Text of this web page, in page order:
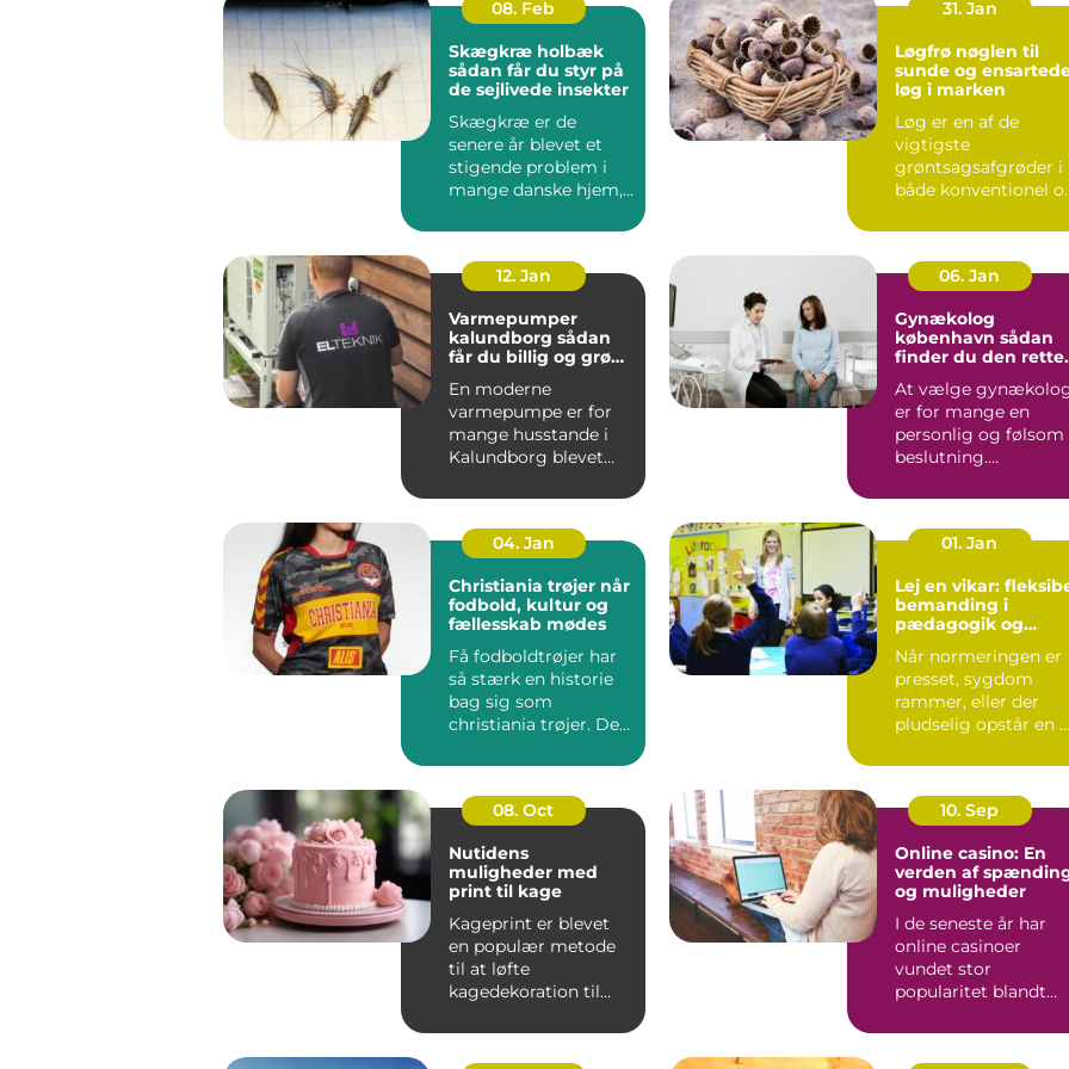
08. Feb
Skægkræ holbæk
sådan får du styr på
de sejlivede insekter
Skægkræ er de
senere år blevet et
stigende problem i
mange danske hjem,
undtagels...
31. Jan
Løgfrø nøglen til
sunde og
løg i marken
Løg er en af de
vigtigste
grøntsagsafgrøder i
både konventionel
Når en avle...
12. Jan
Varmepumper
kalundborg sådan
får du billig og grøn
En moderne
varmepumpe er for
mange husstande i
Kalundborg blevet
varmeregning...
06. Jan
Gynækolog
københavn sådan
finder du den rette
At vælge
er for mange en
personlig og følsom
beslutning.
behandlinger for...
04. Jan
Christiania trøjer når
fodbold, kultur og
fællesskab mødes
Få fodboldtrøjer har
så stærk en historie
bag sig som
christiania trøjer. De
far...
01. Jan
Lej en vikar:
bemanding i
pædagogik og
Når normeringen er
presset, sygdom
rammer, eller der
pludselig opstår en ny
for ...
08. Oct
Nutidens
muligheder med
print til kage
Kageprint er blevet
en populær metode
til at løfte
kagedekoration til
10. Sep
Online casino: En
verden af
og muligheder
I de seneste år har
online casinoer
vundet stor
popularitet blandt
hele v...